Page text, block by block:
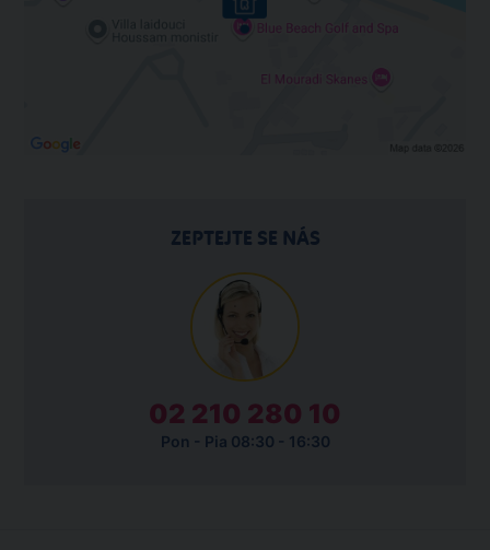
ZEPTEJTE SE NÁS
02 210 280 10
Pon - Pia 08:30 - 16:30